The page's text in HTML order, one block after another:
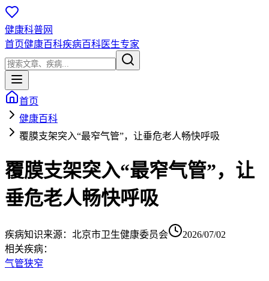
健康科普网
首页健康百科疾病百科医生专家
首页
健康百科
覆膜支架突入“最窄气管”，让垂危老人畅快呼吸
覆膜支架突入“最窄气管”，让
垂危老人畅快呼吸
疾病知识来源： 北京市卫生健康委员会
2026/07/02
相关疾病：
气管狭窄